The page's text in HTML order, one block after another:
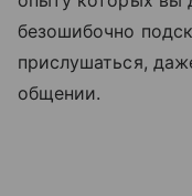
безошибочно
прислушаться,
общении.